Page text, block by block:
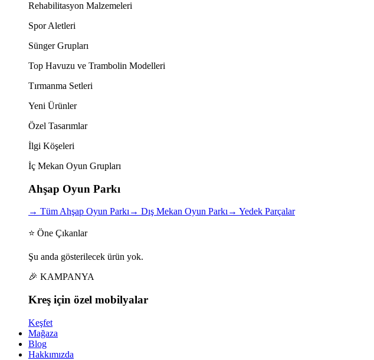
Rehabilitasyon Malzemeleri
Spor Aletleri
Sünger Grupları
Top Havuzu ve Trambolin Modelleri
Tırmanma Setleri
Yeni Ürünler
Özel Tasarımlar
İlgi Köşeleri
İç Mekan Oyun Grupları
Ahşap Oyun Parkı
→ Tüm Ahşap Oyun Parkı→ Dış Mekan Oyun Parkı→ Yedek Parçalar
⭐ Öne Çıkanlar
Şu anda gösterilecek ürün yok.
🎉 KAMPANYA
Kreş için özel mobilyalar
Keşfet
Mağaza
Blog
Hakkımızda